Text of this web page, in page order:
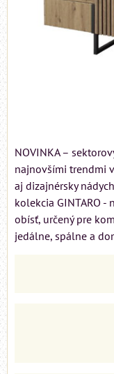
NOVINKA –
najnovšími trendmi
aj dizajnérsky
kolekcia GINTARO
obísť, určený pre
jedálne, spálne a